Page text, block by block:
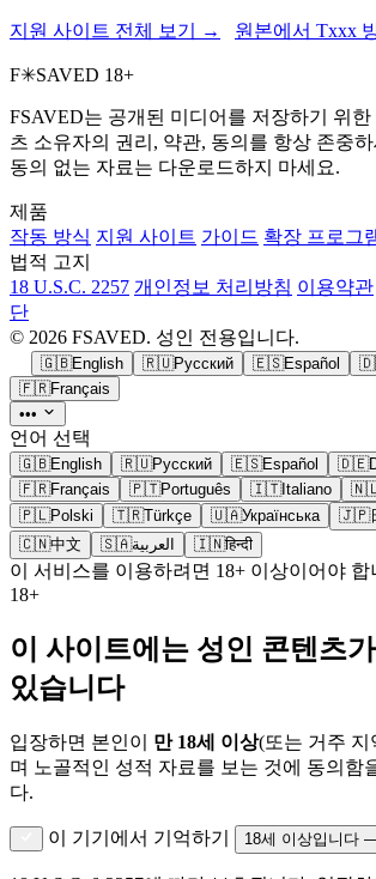
지원 사이트 전체 보기 → 원본에서 Txxx
F✳SAVED 18+
FSAVED는 공개된 미디어를 저장하기 위한
츠 소유자의 권리, 약관, 동의를 항상 존중
동의 없는 자료는 다운로드하지 마세요.
제품
작동 방식 지원 사이트 가이드 확장 프로그
법적 고지
18 U.S.C. 2257 개인정보 처리방침 이용약관
단
© 2026 FSAVED. 성인 전용입니다.
🇬🇧English 🇷🇺Русский 🇪🇸Español
🇫🇷Français
•••
언어 선택
🇬🇧English 🇷🇺Русский 🇪🇸Español 🇩🇪
🇫🇷Français 🇵🇹Português 🇮🇹Italiano
🇵🇱Polski 🇹🇷Türkçe 🇺🇦Українська 🇯🇵
🇨🇳中文 🇸🇦العربية 🇮🇳हिन्दी
이 서비스를 이용하려면 18+ 이상이어야 합
18+
이 사이트에는 성인 콘텐츠
있습니다
입장하면 본인이 만 18세 이상(또는 거주 지
며 노골적인 성적 자료를 보는 것에 동의함
다.
이 기기에서 기억하기 18세 이상입니다